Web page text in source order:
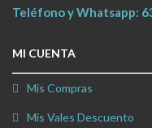
Teléfono y Whatsapp:
MI CUENTA
Mis Compras
Mis Vales Descuento